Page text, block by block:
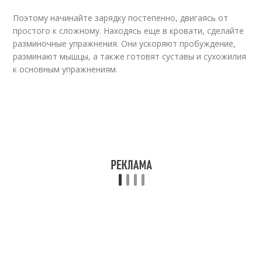
Поэтому начинайте зарядку постепенно, двигаясь от
простого к сложному. Находясь еще в кровати, сделайте
разминочные упражнения. Они ускоряют пробуждение,
разминают мышцы, а также готовят суставы и сухожилия
к основным упражнениям.